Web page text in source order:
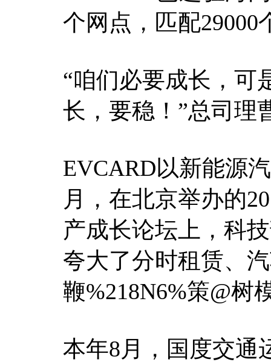
个网点，匹配
“咱们必要成长，可
长，要稳！”总司理
EVCARD以新能源
月，在北京举办的
产成长论坛上，科
夸大了分时租赁、
鞭%218N6%策@树
本年8月，国度交通